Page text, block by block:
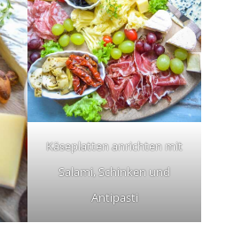
Käseplatten anrichten mit
Salami, Schinken und
Antipasti